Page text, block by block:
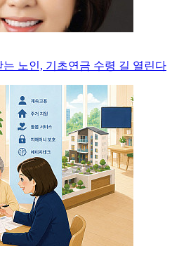
노인, 기초연금 수령 길 열린다